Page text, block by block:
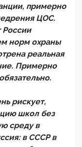
примерно
ЦОС.
России
норм охраны
реальная
Примерно
рискует,
школ без
среду в
в СССР в